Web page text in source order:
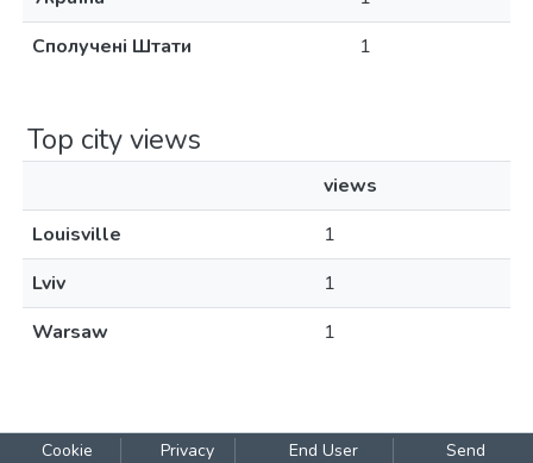
Сполучені Штати
1
Top city views
views
Louisville
1
Lviv
1
Warsaw
1
Cookie
Privacy
End User
Send